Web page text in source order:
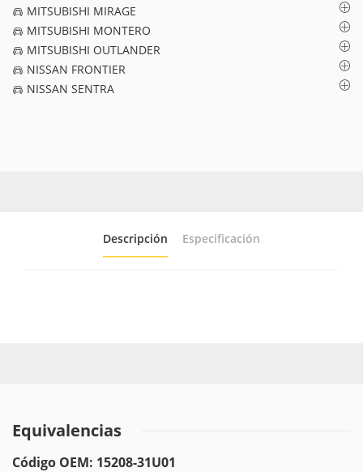
MITSUBISHI MIRAGE
MITSUBISHI MONTERO
MITSUBISHI OUTLANDER
NISSAN FRONTIER
NISSAN SENTRA
Descripción Especificación
Equivalencias
Código OEM: 15208-31U01